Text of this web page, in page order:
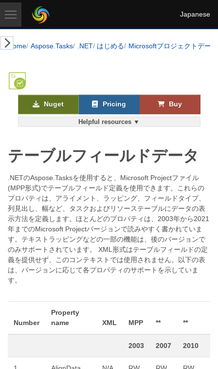
Japanese
Home Aspose.Tasks .NET はじめる Microsoftプロジェクトデー
Helpful resources ▼
Nuget Pricing Buy
テーブルフィールドデータ
.NETのAspose.Tasksを使用すると、Microsoft Projectファイル
(MPP形式)でテーブルフィールド定義を使用できます。これらの
プロパティは、アライメント、ラッピング、フィールドタイプ、
列見出し、幅など、タスクおよびリソーステーブルにデータの表
示方法を定義します。ほとんどのプロパティは、2003年から2021
年までのMicrosoft Projectバージョンで読みやすく書かれていま
す。テキストラッピングなどの一部の機能は、後のバージョンで
のみサポートされています。 XML形式はテーブルフィールドの定
義を提供せず、このコンテキストでは使用されません。以下の表
は、バージョンに応じて各プロパティのサポートを示していま
す。
Number
Property
name
XML MPP ** **
2003 2007 2010